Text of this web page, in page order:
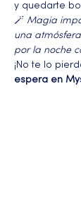
y quedarte
🪄 Magia
una
por la noche
¡No te lo
espera en